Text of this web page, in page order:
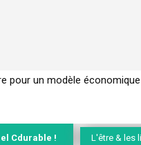
pour un modèle
Cdurable ! L'être & les